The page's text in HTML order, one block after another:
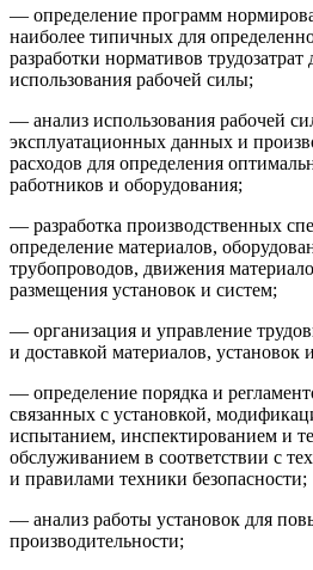
— определение программ
наиболее типичных для
разработки нормативов
использования рабочей силы;
— анализ использования рабочей
эксплуатационных данных и
расходов для определения
работников и оборудования;
— разработка производственных
определение материалов,
трубопроводов, движения
размещения установок и систем;
— организация и управление
и доставкой материалов, установок
— определение порядка и
связанных с установкой,
испытанием, инспектированием и
обслуживанием в соответствии с
и правилами техники безопасности;
— анализ работы установок для
производительности;